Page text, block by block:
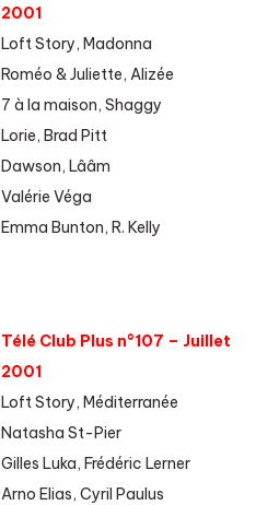
2001
Loft Story, Madonna
Roméo & Juliette, Alizée
7 à la maison, Shaggy
Lorie, Brad Pitt
Dawson, Lââm
Valérie Véga
Emma Bunton, R. Kelly
Télé Club Plus n°107 – Juillet
2001
Loft Story, Méditerranée
Natasha St-Pier
Gilles Luka, Frédéric Lerner
Arno Elias, Cyril Paulus